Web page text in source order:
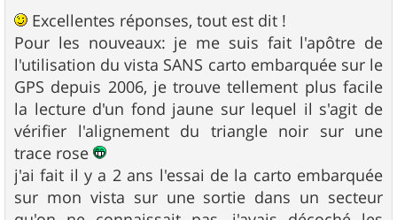
s
a
g
e
Excellentes réponses, tout est dit !
Pour les nouveaux: je me suis fait l'apôtre de
l'utilisation du vista SANS carto embarquée sur le
GPS depuis 2006, je trouve tellement plus facile
la lecture d'un fond jaune sur lequel il s'agit de
vérifier l'alignement du triangle noir sur une
trace rose
j'ai fait il y a 2 ans l'essai de la carto embarquée
sur mon vista sur une sortie dans un secteur